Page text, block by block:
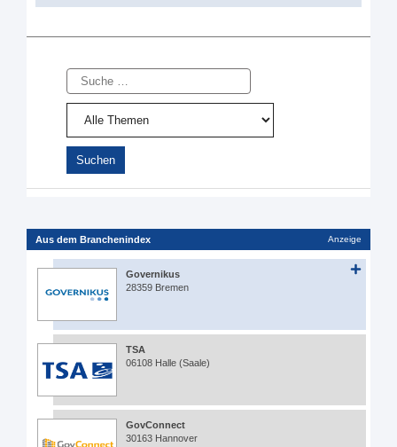
Suche
Aus dem Branchenindex Anzeige
Governikus
28359 Bremen
TSA
06108 Halle (Saale)
GovConnect
30163 Hannover